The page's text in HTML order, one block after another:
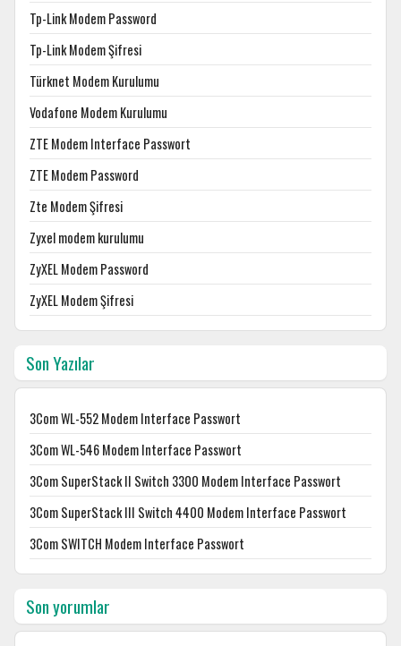
Tp-Link Modem Password
Tp-Link Modem Şifresi
Türknet Modem Kurulumu
Vodafone Modem Kurulumu
ZTE Modem Interface Passwort
ZTE Modem Password
Zte Modem Şifresi
Zyxel modem kurulumu
ZyXEL Modem Password
ZyXEL Modem Şifresi
Son Yazılar
3Com WL-552 Modem Interface Passwort
3Com WL-546 Modem Interface Passwort
3Com SuperStack II Switch 3300 Modem Interface Passwort
3Com SuperStack III Switch 4400 Modem Interface Passwort
3Com SWITCH Modem Interface Passwort
Son yorumlar